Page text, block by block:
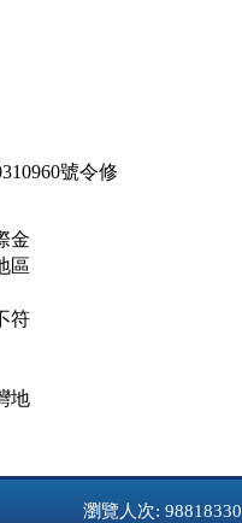
號令修
金
區
符
地
瀏覽人次: 98818330